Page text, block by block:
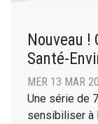
Nouveau !
Santé-
MER 13 MAR
Une série de
sensibiliser à